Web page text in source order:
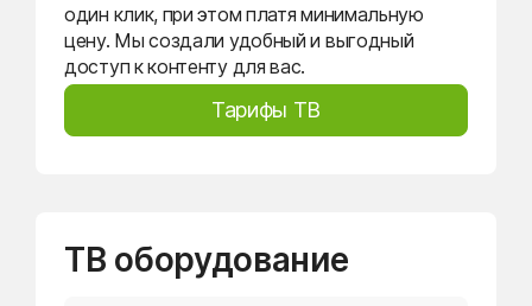
один клик, при этом платя минимальную
цену. Мы создали удобный и выгодный
доступ к контенту для вас.
Тарифы ТВ
ТВ оборудование